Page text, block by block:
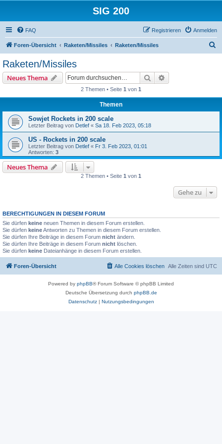
SIG 200
FAQ Anmelden
Registrieren
Foren-Übersicht Raketen/Missiles Raketen/Missiles
Raketen/Missiles
Neues Thema Suche
2 Themen • Seite 1 von 1
Themen
Sowjet Rockets in 200 scale
Letzter Beitrag von Detlef « Sa 18. Feb 2023, 05:18
US - Rockets in 200 scale
Letzter Beitrag von Detlef « Fr 3. Feb 2023, 01:01
Antworten: 3
Neues Thema
2 Themen • Seite 1 von 1
Gehe zu
BERECHTIGUNGEN IN DIESEM FORUM
Sie dürfen keine neuen Themen in diesem Forum erstellen.
Sie dürfen keineAntworten zu Themen in diesem Forum erstellen.
Sie dürfen Ihre Beiträge in diesem Forum nicht ändern.
Sie dürfen Ihre Beiträge in diesem Forum nicht löschen.
Sie dürfen keine Dateianhänge in diesem Forum erstellen.
Foren-Übersicht Alle Zeiten sind UTC
Alle Cookies löschen
Powered by phpBB® Forum Software © phpBB Limited
Deutsche Übersetzung durch phpBB.de
Datenschutz| Nutzungsbedingungen